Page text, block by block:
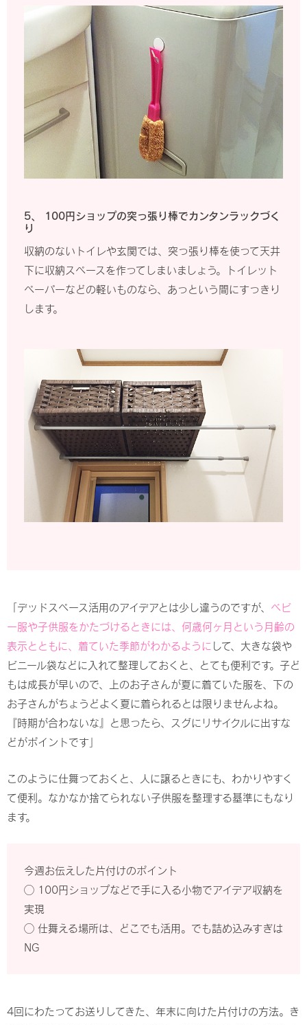
5、 100円ショップの突っ張り棒でカンタンラックづく
り
収納のないトイレや玄関では、突っ張り棒を使って天井
下に収納スペースを作ってしまいましょう。トイレット
ペーパーなどの軽いものなら、あっという間にすっきり
します。
「デッドスペース活用のアイデアとは少し違うのですが、 ベビ
ー服や子供服をかたづけるときには、何歳何ヶ月という月齢の
表示とともに、着ていた季節がわかるように して、大きな袋や
ビニール袋などに入れて整理しておくと、とても便利です。子ど
もは成長が早いので、上のお子さんが夏に着ていた服を、下の
お子さんがちょうどよく夏に着られるとは限りませんよね。
『時期が合わないな』と思ったら、スグにリサイクルに出すな
どがポイントです」
このように仕舞っておくと、人に譲るときにも、わかりやすく
て便利。なかなか捨てられない子供服を整理する基準にもなり
ます。
今週お伝えした片付けのポイント
◯ 100円ショップなどで手に入る小物でアイデア収納を
実現
◯ 仕舞える場所は、どこでも活用。でも詰め込みすぎは
NG
4回にわたってお送りしてきた、年末に向けた片付けの方法。き